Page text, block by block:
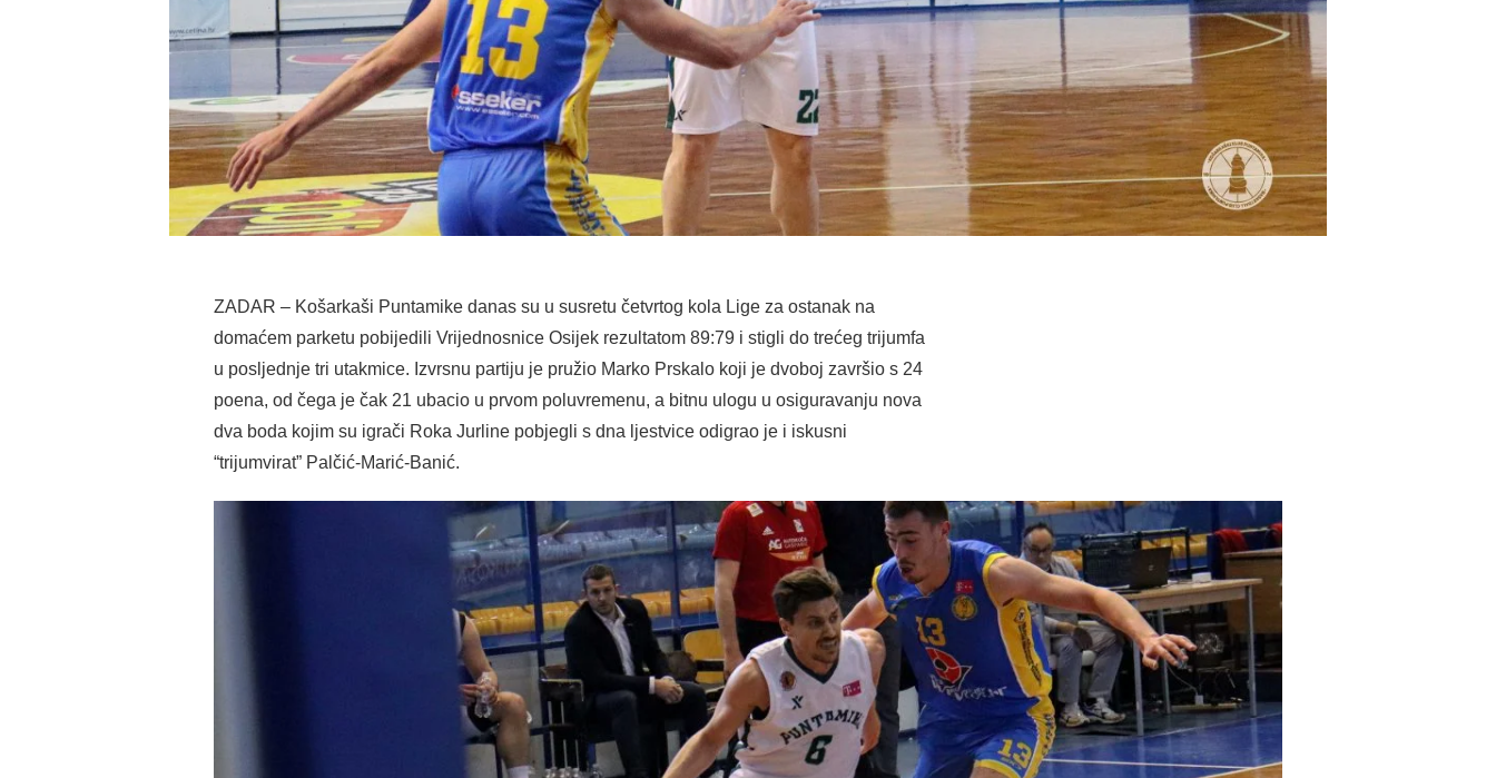
ZADAR – Košarkaši Puntamike danas su u susretu četvrtog kola Lige za ostanak na
domaćem parketu pobijedili Vrijednosnice Osijek rezultatom 89:79 i stigli do trećeg trijumfa
u posljednje tri utakmice. Izvrsnu partiju je pružio Marko Prskalo koji je dvoboj završio s 24
poena, od čega je čak 21 ubacio u prvom poluvremenu, a bitnu ulogu u osiguravanju nova
dva boda kojim su igrači Roka Jurline pobjegli s dna ljestvice odigrao je i iskusni
“trijumvirat” Palčić-Marić-Banić.